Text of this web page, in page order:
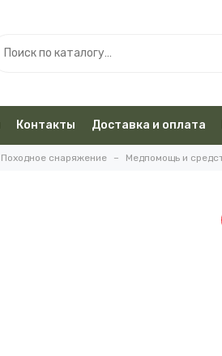
Контакты Доставка и оплата
Походное снаряжение Медпомощь и